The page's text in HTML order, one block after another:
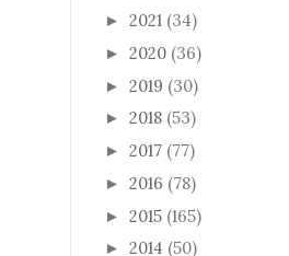
► 2021 (34)
► 2020 (36)
► 2019 (30)
► 2018 (53)
► 2017 (77)
► 2016 (78)
► 2015 (165)
► 2014 (50)